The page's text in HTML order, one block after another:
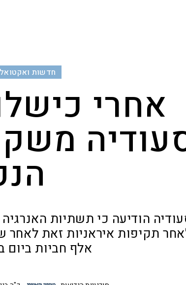
חדשות
אחרי
הודיעה כי תשתיות
אלף חביות ביום